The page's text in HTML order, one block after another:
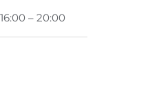
16:00 – 20:00